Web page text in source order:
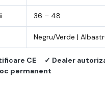
36 – 48
Negru/Verde |
CE
✓ Dealer
permanent